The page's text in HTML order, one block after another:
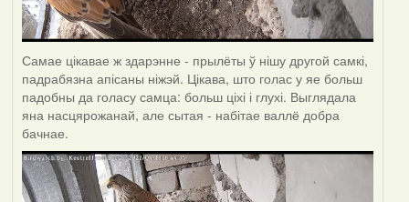
Самае цікавае ж здарэнне - прылёты ў нішу другой самкі,
падрабязна апісаны ніжэй. Цікава, што голас у яе больш
падобны да голасу самца: больш ціхі і глухі. Выглядала
яна насцярожанай, але сытая - набітае валлё добра
бачнае.